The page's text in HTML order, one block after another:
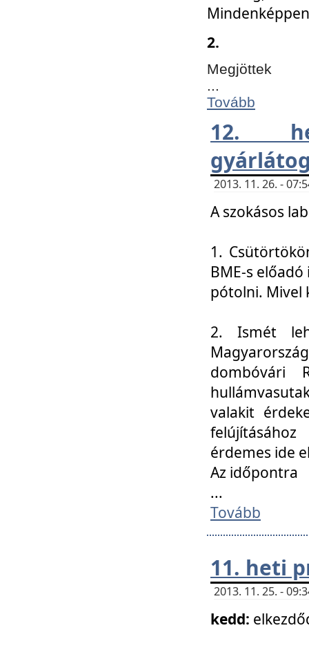
2.
Megjöttek
...
Tovább
12.
2013. 11. 26. -
A szokásos
1.
BME-s
pótolni. Mivel
2. Ismét
dombóvári
valakit
érdemes ide
Az időpontra
...
Tovább
11. heti
2013. 11. 25. -
kedd: